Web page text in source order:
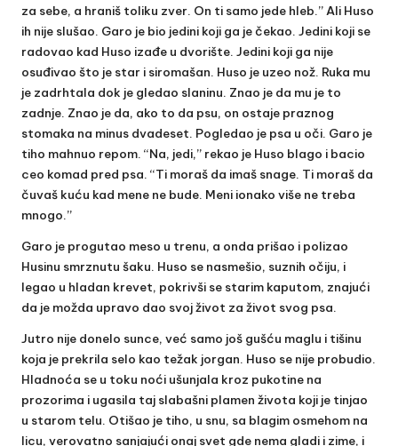
za sebe, a hraniš toliku zver. On ti samo jede hleb.” Ali Huso
ih nije slušao. Garo je bio jedini koji ga je čekao. Jedini koji se
radovao kad Huso izađe u dvorište. Jedini koji ga nije
osuđivao što je star i siromašan. Huso je uzeo nož. Ruka mu
je zadrhtala dok je gledao slaninu. Znao je da mu je to
zadnje. Znao je da, ako to da psu, on ostaje praznog
stomaka na minus dvadeset. Pogledao je psa u oči. Garo je
tiho mahnuo repom. “Na, jedi,” rekao je Huso blago i bacio
ceo komad pred psa. “Ti moraš da imaš snage. Ti moraš da
čuvaš kuću kad mene ne bude. Meni ionako više ne treba
mnogo.”
Garo je progutao meso u trenu, a onda prišao i polizao
Husinu smrznutu šaku. Huso se nasmešio, suznih očiju, i
legao u hladan krevet, pokrivši se starim kaputom, znajući
da je možda upravo dao svoj život za život svog psa.
Jutro nije donelo sunce, već samo još gušću maglu i tišinu
koja je prekrila selo kao težak jorgan. Huso se nije probudio.
Hladnoća se u toku noći ušunjala kroz pukotine na
prozorima i ugasila taj slabašni plamen života koji je tinjao
u starom telu. Otišao je tiho, u snu, sa blagim osmehom na
licu, verovatno sanjajući onaj svet gde nema gladi i zime, i